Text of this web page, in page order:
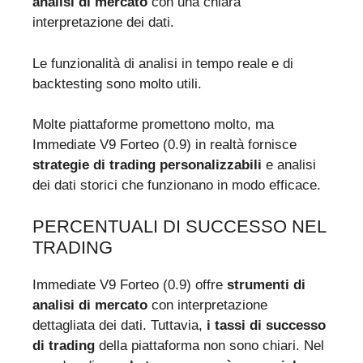
interpretazione dei dati.
Le funzionalità di analisi in tempo reale e di
backtesting sono molto utili.
Molte piattaforme promettono molto, ma
Immediate V9 Forteo (0.9) in realtà fornisce
strategie di trading personalizzabili e analisi
dei dati storici che funzionano in modo efficace.
PERCENTUALI DI SUCCESSO NEL
TRADING
Immediate V9 Forteo (0.9) offre strumenti di
analisi di mercato con interpretazione
dettagliata dei dati. Tuttavia, i tassi di successo
di trading della piattaforma non sono chiari. Nel